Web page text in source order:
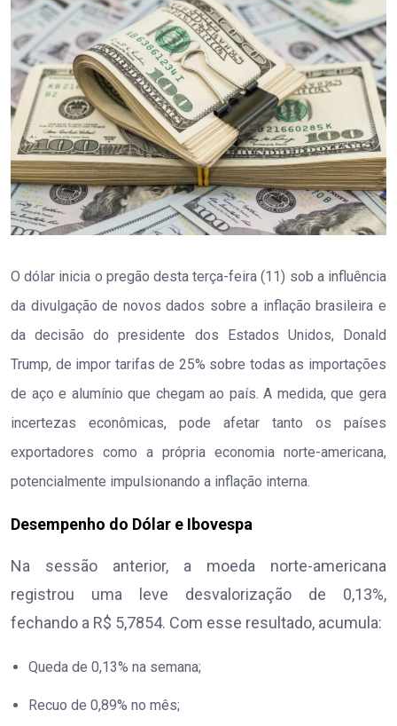
O dólar inicia o pregão desta terça-feira (11) sob a influência
da divulgação de novos dados sobre a inflação brasileira e
da decisão do presidente dos Estados Unidos, Donald
Trump, de impor tarifas de 25% sobre todas as importações
de aço e alumínio que chegam ao país. A medida, que gera
incertezas econômicas, pode afetar tanto os países
exportadores como a própria economia norte-americana,
potencialmente impulsionando a inflação interna.
Desempenho do Dólar e Ibovespa
Na sessão anterior, a moeda norte-americana
registrou uma leve desvalorização de 0,13%,
fechando a R$ 5,7854. Com esse resultado, acumula:
Queda de 0,13% na semana;
Recuo de 0,89% no mês;